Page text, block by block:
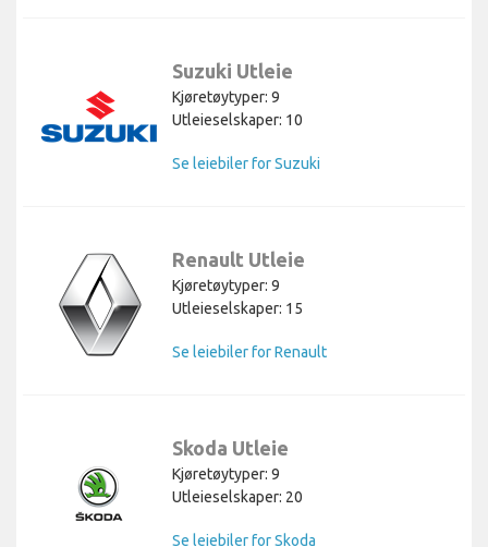
Suzuki Utleie
Kjøretøytyper: 9
Utleieselskaper: 10
Se leiebiler for Suzuki
Renault Utleie
Kjøretøytyper: 9
Utleieselskaper: 15
Se leiebiler for Renault
Skoda Utleie
Kjøretøytyper: 9
Utleieselskaper: 20
Se leiebiler for Skoda